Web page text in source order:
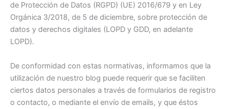
de Protección de Datos (RGPD) (UE) 2016/679 y en Ley
Orgánica 3/2018, de 5 de diciembre, sobre protección de
datos y derechos digitales (LOPD y GDD, en adelante
LOPD).
De conformidad con estas normativas, informamos que la
utilización de nuestro blog puede requerir que se faciliten
ciertos datos personales a través de formularios de registro
o contacto, o mediante el envío de emails, y que éstos